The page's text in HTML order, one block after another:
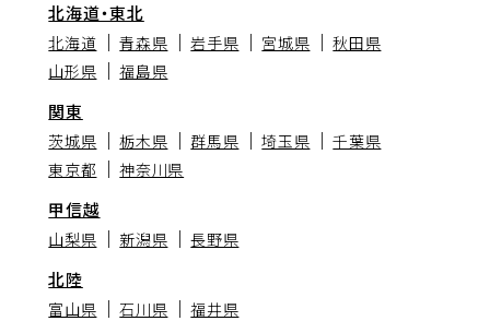
北海道・東北
北海道 青森県 岩手県 宮城県
秋田県
山形県
福島県
関東
茨城県 栃木県 群馬県 埼玉県
千葉県
東京都
神奈川県
甲信越
山梨県 新潟県 長野県
北陸
富山県 石川県 福井県